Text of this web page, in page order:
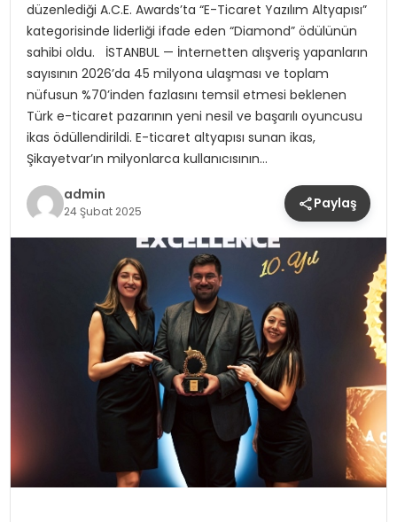
TOROSLAR’DA PAZAR GERGİNLİĞİ!
düzenlediği A.C.E. Awards’ta “E-Ticaret Yazılım Altyapısı”
kategorisinde liderliği ifade eden “Diamond” ödülünün
sahibi oldu. İSTANBUL — İnternetten alışveriş yapanların
sayısının 2026’da 45 milyona ulaşması ve toplam
nüfusun %70’inden fazlasını temsil etmesi beklenen
Türk e-ticaret pazarının yeni nesil ve başarılı oyuncusu
ikas ödüllendirildi. E-ticaret altyapısı sunan ikas,
Şikayetvar’ın milyonlarca kullanıcısının…
admin
24 Şubat 2025 Paylaş